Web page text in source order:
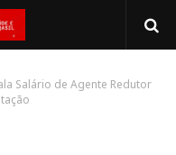
Salário de Agente Redutor